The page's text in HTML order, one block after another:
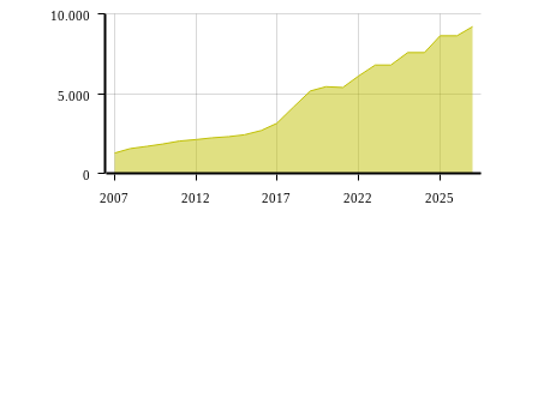
2007 2012 2017 2022 2025
0
5.000
10.000